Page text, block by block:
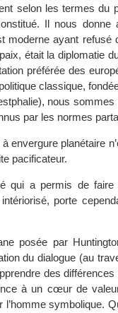
selon les termes du
Il nous donne
moderne ayant
était la diplomatie
préférée des
classique,
nous
par les normes
envergure planétaire
pacificateur.
qui a permis de
porte
posée par
du dialogue (au
des
à un cœur de
l’homme symbolique.